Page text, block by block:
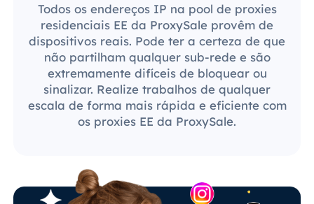
Todos os endereços IP na pool de proxies
residenciais EE da ProxySale provêm de
dispositivos reais. Pode ter a certeza de que
não partilham qualquer sub-rede e são
extremamente difíceis de bloquear ou
sinalizar. Realize trabalhos de qualquer
escala de forma mais rápida e eficiente com
os proxies EE da ProxySale.